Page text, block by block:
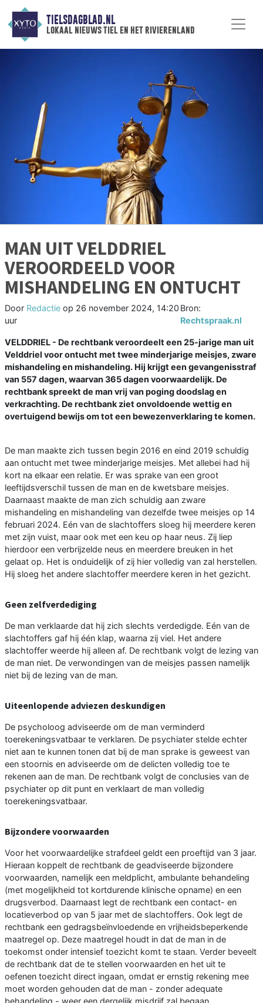
TIELSDAGBLAD.NL
lokaal nieuws tiel en het rivierenland
MAN UIT VELDDRIEL
VEROORDEELD VOOR
MISHANDELING EN ONTUCHT
Door Redactie op 26 november 2024, 14:20
uur
Bron:
Rechtspraak.nl
VELDDRIEL - De rechtbank veroordeelt een 25-jarige man uit
Velddriel voor ontucht met twee minderjarige meisjes, zware
mishandeling en mishandeling. Hij krijgt een gevangenisstraf
van 557 dagen, waarvan 365 dagen voorwaardelijk. De
rechtbank spreekt de man vrij van poging doodslag en
verkrachting. De rechtbank ziet onvoldoende wettig en
overtuigend bewijs om tot een bewezenverklaring te komen.
De man maakte zich tussen begin 2016 en eind 2019 schuldig
aan ontucht met twee minderjarige meisjes. Met allebei had hij
kort na elkaar een relatie. Er was sprake van een groot
leeftijdsverschil tussen de man en de kwetsbare meisjes.
Daarnaast maakte de man zich schuldig aan zware
mishandeling en mishandeling van dezelfde twee meisjes op 14
februari 2024. Eén van de slachtoffers sloeg hij meerdere keren
met zijn vuist, maar ook met een keu op haar neus. Zij liep
hierdoor een verbrijzelde neus en meerdere breuken in het
gelaat op. Het is onduidelijk of zij hier volledig van zal herstellen.
Hij sloeg het andere slachtoffer meerdere keren in het gezicht.
Geen zelfverdediging
De man verklaarde dat hij zich slechts verdedigde. Eén van de
slachtoffers gaf hij één klap, waarna zij viel. Het andere
slachtoffer weerde hij alleen af. De rechtbank volgt de lezing van
de man niet. De verwondingen van de meisjes passen namelijk
niet bij de lezing van de man.
Uiteenlopende adviezen deskundigen
De psycholoog adviseerde om de man verminderd
toerekeningsvatbaar te verklaren. De psychiater stelde echter
niet aan te kunnen tonen dat bij de man sprake is geweest van
een stoornis en adviseerde om de delicten volledig toe te
rekenen aan de man. De rechtbank volgt de conclusies van de
psychiater op dit punt en verklaart de man volledig
toerekeningsvatbaar.
Bijzondere voorwaarden
Voor het voorwaardelijke strafdeel geldt een proeftijd van 3 jaar.
Hieraan koppelt de rechtbank de geadviseerde bijzondere
voorwaarden, namelijk een meldplicht, ambulante behandeling
(met mogelijkheid tot kortdurende klinische opname) en een
drugsverbod. Daarnaast legt de rechtbank een contact- en
locatieverbod op van 5 jaar met de slachtoffers. Ook legt de
rechtbank een gedragsbeïnvloedende en vrijheidsbeperkende
maatregel op. Deze maatregel houdt in dat de man in de
toekomst onder intensief toezicht komt te staan. Verder beveelt
de rechtbank dat de te stellen voorwaarden en het uit te
oefenen toezicht direct ingaan, omdat er ernstig rekening mee
moet worden gehouden dat de man - zonder adequate
behandeling - weer een dergelijk misdrijf zal begaan.